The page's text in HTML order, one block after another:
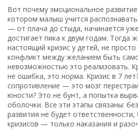
Вот почему эмоциональное
котором малыш учится
— от плача до стыда, начинается
достигает пика к двум годам. Тогда
настоящий кризис у детей, не просто
конфликт между желанием быть
невозможностью это реализовать.
не ошибка, это норма. Кризис в 7
сопротивление — это мозг
юности? Это не бунт, а попытка
оболочки. Все эти этапы связаны:
развития не будет
кризисов — только наказания и